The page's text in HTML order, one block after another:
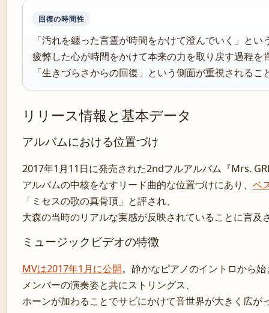
回復の時間性
「汚れを纏った言霊が時間をかけて澄んでいく」と
疲弊した心が時間をかけて本来の力を取り戻す過程を
「生きづらさからの回復」という側面が重視されるこ
リリース情報と基本データ
アルバムにおける位置づけ
2017年1月11日に発売された2ndフルアルバム『Mrs.
アルバムの中核をなすリード曲的な位置づけにあり、 ベ
「ミセスの歌の真骨頂」と評され、
大森の当時のリアルな実感が反映されていることに言及
ミュージックビデオの特徴
MVは2017年1月に公開。静かなピアノのイントロから始
メンバーの演奏姿と共にストリングス、
ホーンが加わることでサビにかけて音世界が大きく広が